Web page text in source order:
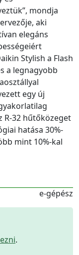
mondja
aki
elegáns
Stylish a Flash
a legnagyobb
egy új
R-32 hűtőközeget
hatása 30%-
mint 10%-kal
e-gépész
.